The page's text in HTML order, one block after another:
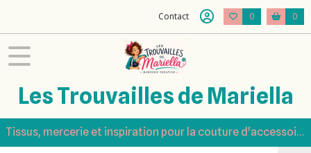
Contact 0 0
Les Trouvailles de Mariella
Tissus, mercerie et inspiration pour la couture d'accessoires